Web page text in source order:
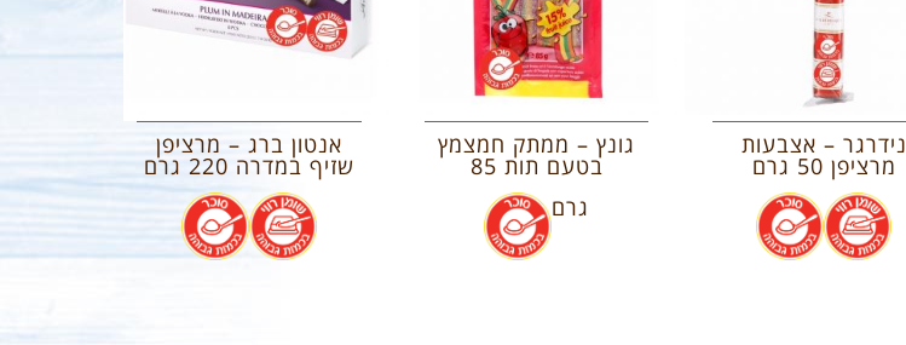
נידרגר – אצבעות
מרציפן 50 גרם
.
.
גונץ – ממתק חמצמץ
בטעם תות 85
גרם
.
אנטון ברג – מרציפן
שזיף במדרה 220 גרם
.
.